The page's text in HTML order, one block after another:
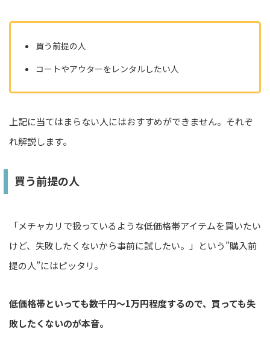
買う前提の人
コートやアウターをレンタルしたい人
上記に当てはまらない人にはおすすめができません。それぞ
れ解説します。
買う前提の人
「メチャカリで扱っているような低価格帯アイテムを買いたい
けど、失敗したくないから事前に試したい。」という”購入前
提の人”にはピッタリ。
低価格帯といっても数千円〜1万円程度するので、買っても失
敗したくないのが本音。